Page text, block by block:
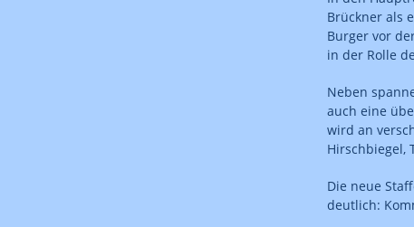
Brückner als
Burger vor
in der Rolle
Neben
auch eine
wird an
Hirschbiegel,
Die neue
deutlich: